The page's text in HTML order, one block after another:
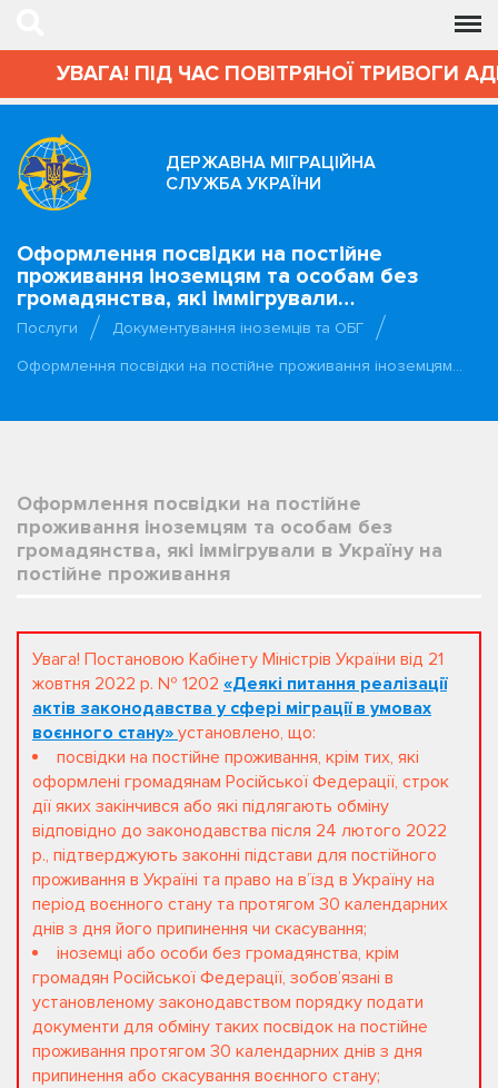
ПІД ЧАС ПОВІТРЯНОЇ ТРИВОГИ
ДЕРЖАВНА МІГРАЦІЙНА
СЛУЖБА УКРАЇНИ
Оформлення посвідки на постійне
проживання іноземцям та особам без
громадянства, які іммігрували…
Послуги
Документування іноземців та ОБГ
Оформлення посвідки на постійне проживання іноземцям…
Оформлення посвідки на постійне
проживання іноземцям та особам без
громадянства, які іммігрували в Україну на
постійне проживання
Увага! Постановою Кабінету Міністрів України від 21
жовтня 2022 р. № 1202 «Деякі питання реалізації
актів законодавства у сфері міграції в умовах
воєнного стану» установлено, що:
посвідки на постійне проживання, крім тих, які
оформлені громадянам Російської Федерації, строк
дії яких закінчився або які підлягають обміну
відповідно до законодавства після 24 лютого 2022
р., підтверджують законні підстави для постійного
проживання в Україні та право на в’їзд в Україну на
період воєнного стану та протягом 30 календарних
днів з дня його припинення чи скасування;
іноземці або особи без громадянства, крім
громадян Російської Федерації, зобов’язані в
установленому законодавством порядку подати
документи для обміну таких посвідок на постійне
проживання протягом 30 календарних днів з дня
припинення або скасування воєнного стану;